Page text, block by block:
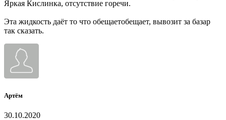
Яркая Кислинка, отсутствие горечи.
Эта жидкость даёт то что обещаетобещает, вывозит за базар
так сказать.
Артём
30.10.2020